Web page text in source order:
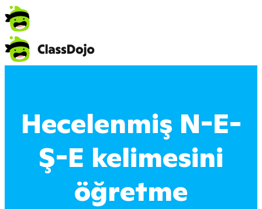
Hecelenmiş N-E-
Ş-E kelimesini
öğretme